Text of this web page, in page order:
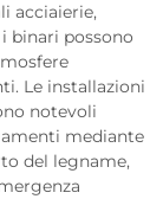
acciaierie,
binari possono
Le installazioni
notevoli
mediante
del legname,